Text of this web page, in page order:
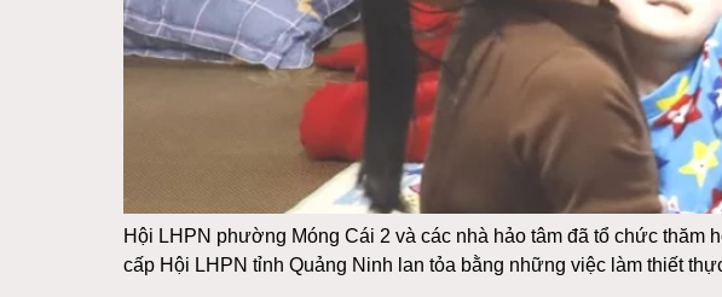
Hội LHPN phường Móng Cái 2 và các nhà hảo tâm đã tổ chức thăm
cấp Hội LHPN tỉnh Quảng Ninh lan tỏa bằng những việc làm thiết